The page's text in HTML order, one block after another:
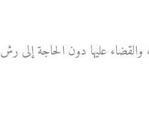
عليها دون الحاجة إلى رش